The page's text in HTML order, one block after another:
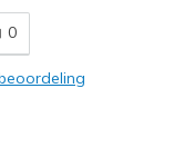
0